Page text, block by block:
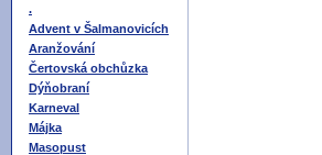
.
Advent v Šalmanovicích
Aranžování
Čertovská obchůzka
Dýňobraní
Karneval
Májka
Masopust